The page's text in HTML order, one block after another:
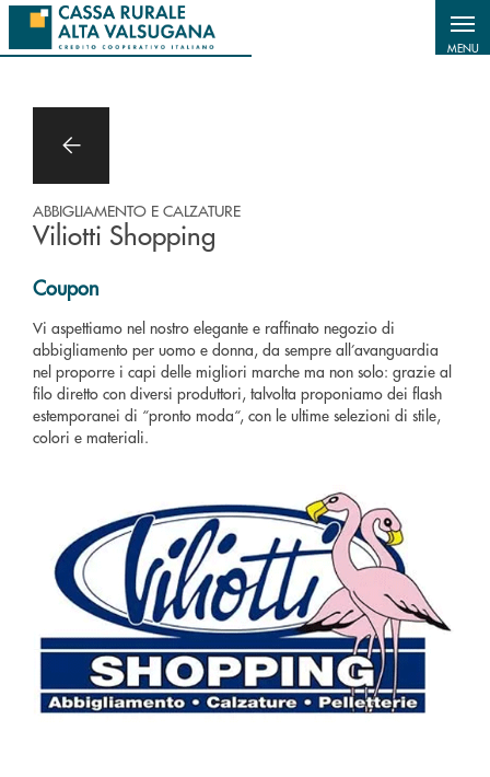
Salta al contenuto principale
MENU
ABBIGLIAMENTO E CALZATURE
Viliotti Shopping
Coupon
Vi aspettiamo nel nostro elegante e raffinato negozio di
abbigliamento per uomo e donna, da sempre all’avanguardia
nel proporre i capi delle migliori marche ma non solo: grazie al
filo diretto con diversi produttori, talvolta proponiamo dei flash
estemporanei di “pronto moda“, con le ultime selezioni di stile,
colori e materiali.